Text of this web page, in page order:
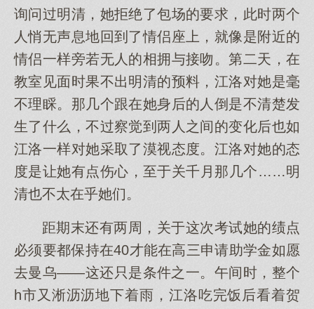
询问过明清，她拒绝了包场的要求，此时两个
人悄无声息地回到了情侣座上，就像是附近的
情侣一样旁若无人的相拥与接吻。第二天，在
教室见面时果不出明清的预料，江洛对她是毫
不理睬。那几个跟在她身后的人倒是不清楚发
生了什么，不过察觉到两人之间的变化后也如
江洛一样对她采取了漠视态度。江洛对她的态
度是让她有点伤心，至于关千月那几个……明
清也不太在乎她们。
距期末还有两周，关于这次考试她的绩点
必须要都保持在40才能在高三申请助学金如愿
去曼乌——这还只是条件之一。午间时，整个
h市又淅沥沥地下着雨，江洛吃完饭后看着贺